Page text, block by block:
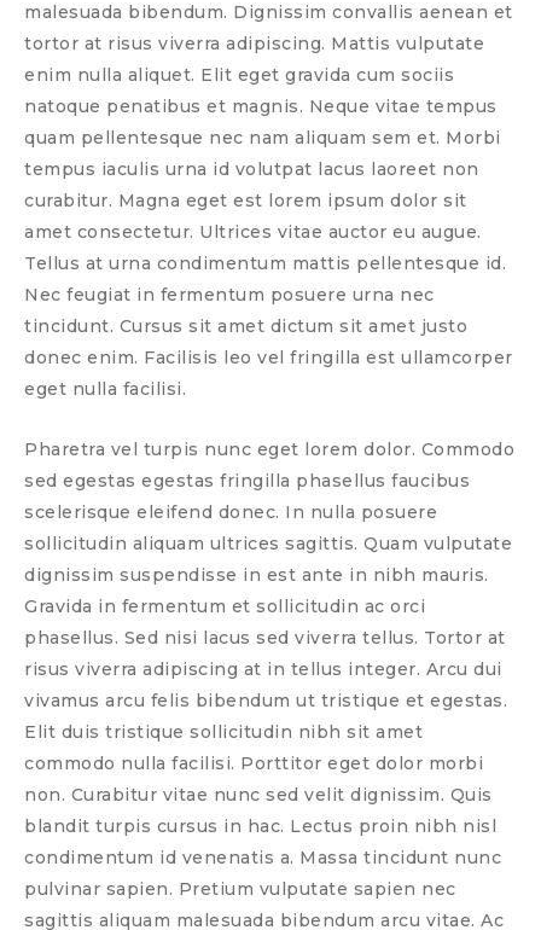
malesuada bibendum. Dignissim convallis aenean et
tortor at risus viverra adipiscing. Mattis vulputate
enim nulla aliquet. Elit eget gravida cum sociis
natoque penatibus et magnis. Neque vitae tempus
quam pellentesque nec nam aliquam sem et. Morbi
tempus iaculis urna id volutpat lacus laoreet non
curabitur. Magna eget est lorem ipsum dolor sit
amet consectetur. Ultrices vitae auctor eu augue.
Tellus at urna condimentum mattis pellentesque id.
Nec feugiat in fermentum posuere urna nec
tincidunt. Cursus sit amet dictum sit amet justo
donec enim. Facilisis leo vel fringilla est ullamcorper
eget nulla facilisi.
Pharetra vel turpis nunc eget lorem dolor. Commodo
sed egestas egestas fringilla phasellus faucibus
scelerisque eleifend donec. In nulla posuere
sollicitudin aliquam ultrices sagittis. Quam vulputate
dignissim suspendisse in est ante in nibh mauris.
Gravida in fermentum et sollicitudin ac orci
phasellus. Sed nisi lacus sed viverra tellus. Tortor at
risus viverra adipiscing at in tellus integer. Arcu dui
vivamus arcu felis bibendum ut tristique et egestas.
Elit duis tristique sollicitudin nibh sit amet
commodo nulla facilisi. Porttitor eget dolor morbi
non. Curabitur vitae nunc sed velit dignissim. Quis
blandit turpis cursus in hac. Lectus proin nibh nisl
condimentum id venenatis a. Massa tincidunt nunc
pulvinar sapien. Pretium vulputate sapien nec
sagittis aliquam malesuada bibendum arcu vitae. Ac